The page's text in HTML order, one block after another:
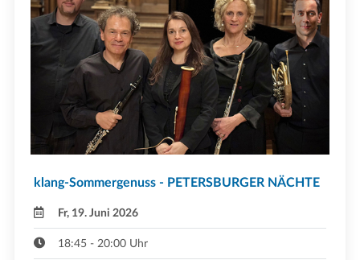
klang-Sommergenuss - PETERSBURGER NÄCHTE
Fr, 19. Juni 2026
18:45 - 20:00 Uhr